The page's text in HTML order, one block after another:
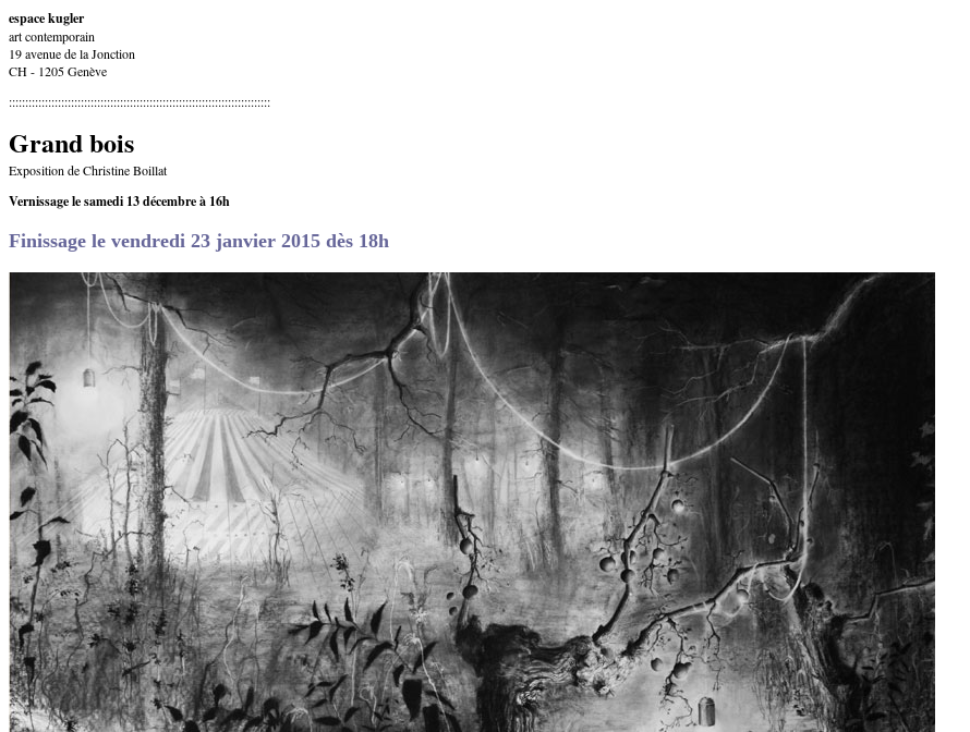
espace kugler
art contemporain
19 avenue de la Jonction
CH - 1205 Genève
::::::::::::::::::::::::::::::::::::::::::::::::::::::::::::::::::::::::::::::::
Grand bois
Exposition de Christine Boillat
Vernissage le samedi 13 décembre à 16h
Finissage le vendredi 23 janvier 2015 dès 18h